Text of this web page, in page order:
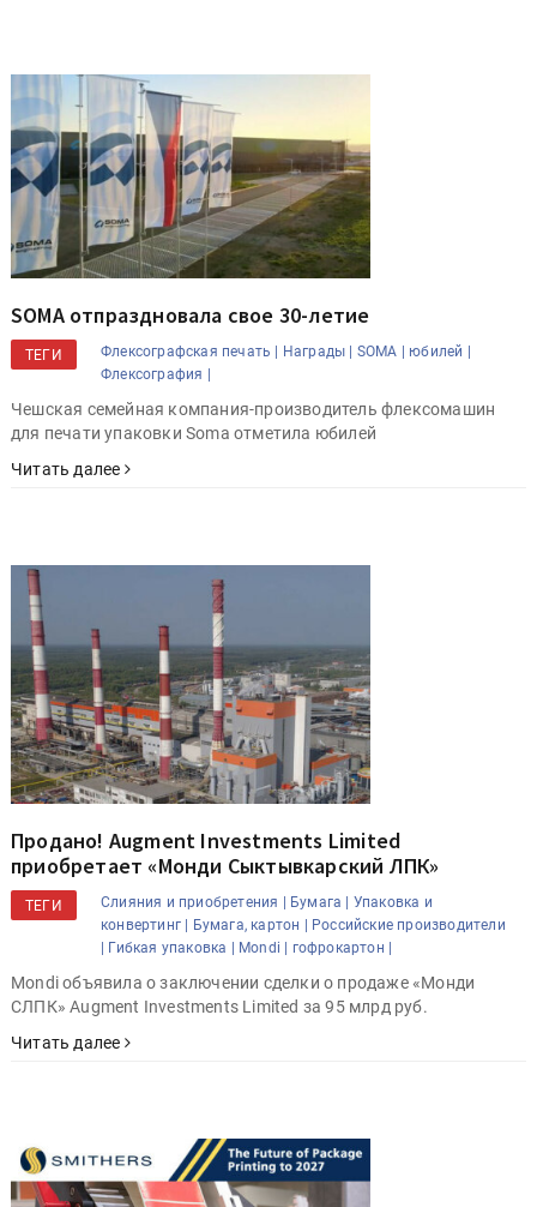
SOMA отпраздновала свое 30-летие
ТЕГИ Флексографская печать | Награды | SOMA | юбилей |
Флексография |
Чешская семейная компания-производитель флексомашин
для печати упаковки Soma отметила юбилей
Читать далее
Продано! Augment Investments Limited
приобретает «Монди Сыктывкарский ЛПК»
ТЕГИ Слияния и приобретения | Бумага |
Упаковка и
конвертинг |
Бумага, картон |
Российские производители
Гибкая упаковка | Mondi | гофрокартон |
Mondi объявила о заключении сделки о продаже «Монди
СЛПК» Augment Investments Limited за 95 млрд руб.
Читать далее